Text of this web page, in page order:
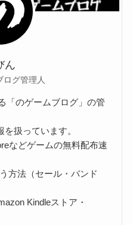
ん
ログ管理人
「のゲームブログ」の管
扱っています。
などゲームの無料配布速
方法（セール・バンド
Kindleストア・